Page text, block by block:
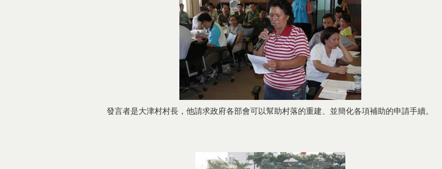
發言者是大津村村長，他請求政府各部會可以幫助村落的重建、並簡化各項補助的申請手續。